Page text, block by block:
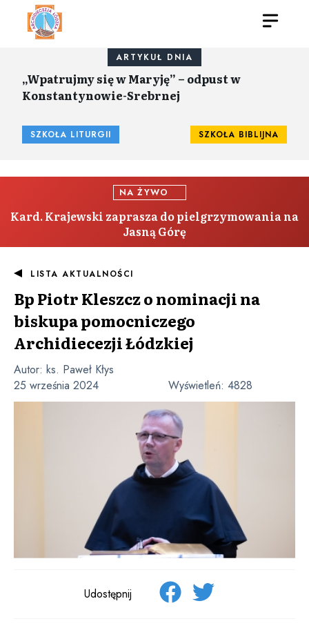
ARTYKUŁ DNIA
„Wpatrujmy się w Maryję” – odpust w
Konstantynowie-Srebrnej
SZKOŁA LITURGII SZKOŁA BIBLIJNA
NA ŻYWO
Kard. Krajewski zaprasza do pielgrzymowania na
Jasną Górę
LISTA AKTUALNOŚCI
Bp Piotr Kleszcz o nominacji na
biskupa pomocniczego
Archidiecezji Łódzkiej
Autor: ks. Paweł Kłys
25 września 2024
Wyświetleń: 4828
Udostępnij